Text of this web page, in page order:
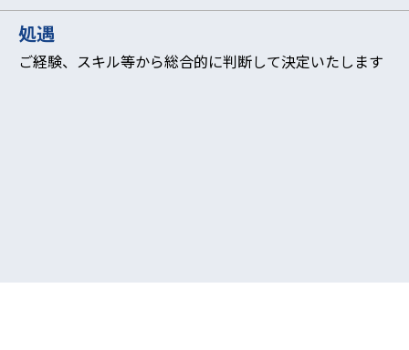
処遇
ご経験、スキル等から総合的に判断して決定いたします